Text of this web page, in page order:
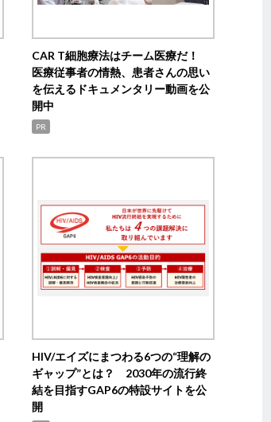
CAR T細胞療法はチーム医療だ！
医療従事者の情熱、患者さんの思い
を伝えるドキュメンタリー動画を公
開中
PR
HIV/エイズにまつわる6つの“理解の
ギャップ”とは？ 2030年の流行終
結を目指すGAP6の特設サイトを公
開